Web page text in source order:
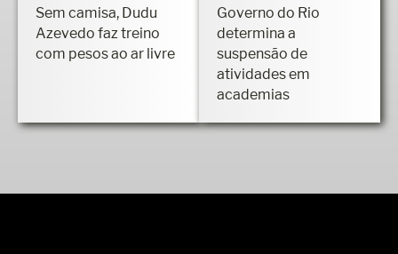
Sem camisa, Dudu
Azevedo faz treino
com pesos ao ar livre
Governo do Rio
determina a
suspensão de
atividades em
academias